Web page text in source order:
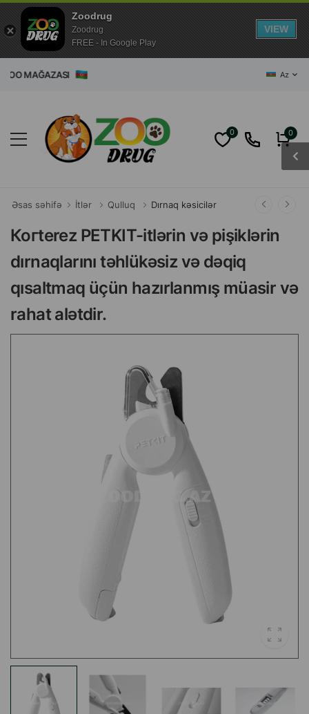
MAĞAZASI Az
0 0
Əsas səhifə İtlər Qulluq Dırnaq kəsicilər
Когterez PETKIT-itlərin və pişiklərin
dırnaqlarını təhlükəsiz və dəqiq
qısaltmaq üçün hazırlanmış müasir və
rahat alətdir.
Zoodrug
Zoodrug
FREE - In Google Play
VIEW